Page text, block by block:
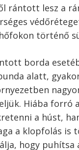
kaphatunk
tisztában
itthon
azonosnak érti
ha így
érteni alatta?
Schnitzel